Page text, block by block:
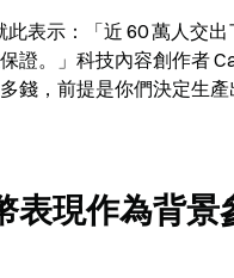
此表示：「近 60 萬人交
證。」科技內容創作者
錢，前提是你們決定生
表現作為背景